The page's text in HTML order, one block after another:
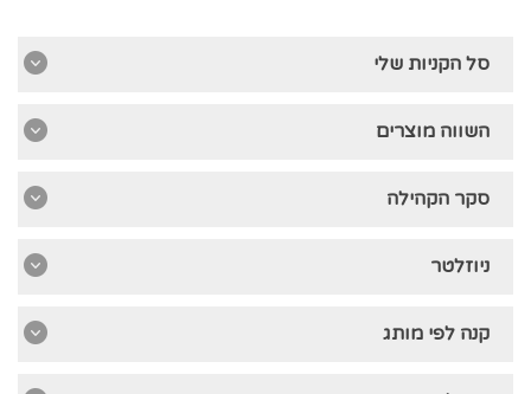
סל הקניות שלי
השווה מוצרים
סקר הקהילה
ניוזלטר
קנה לפי מותג